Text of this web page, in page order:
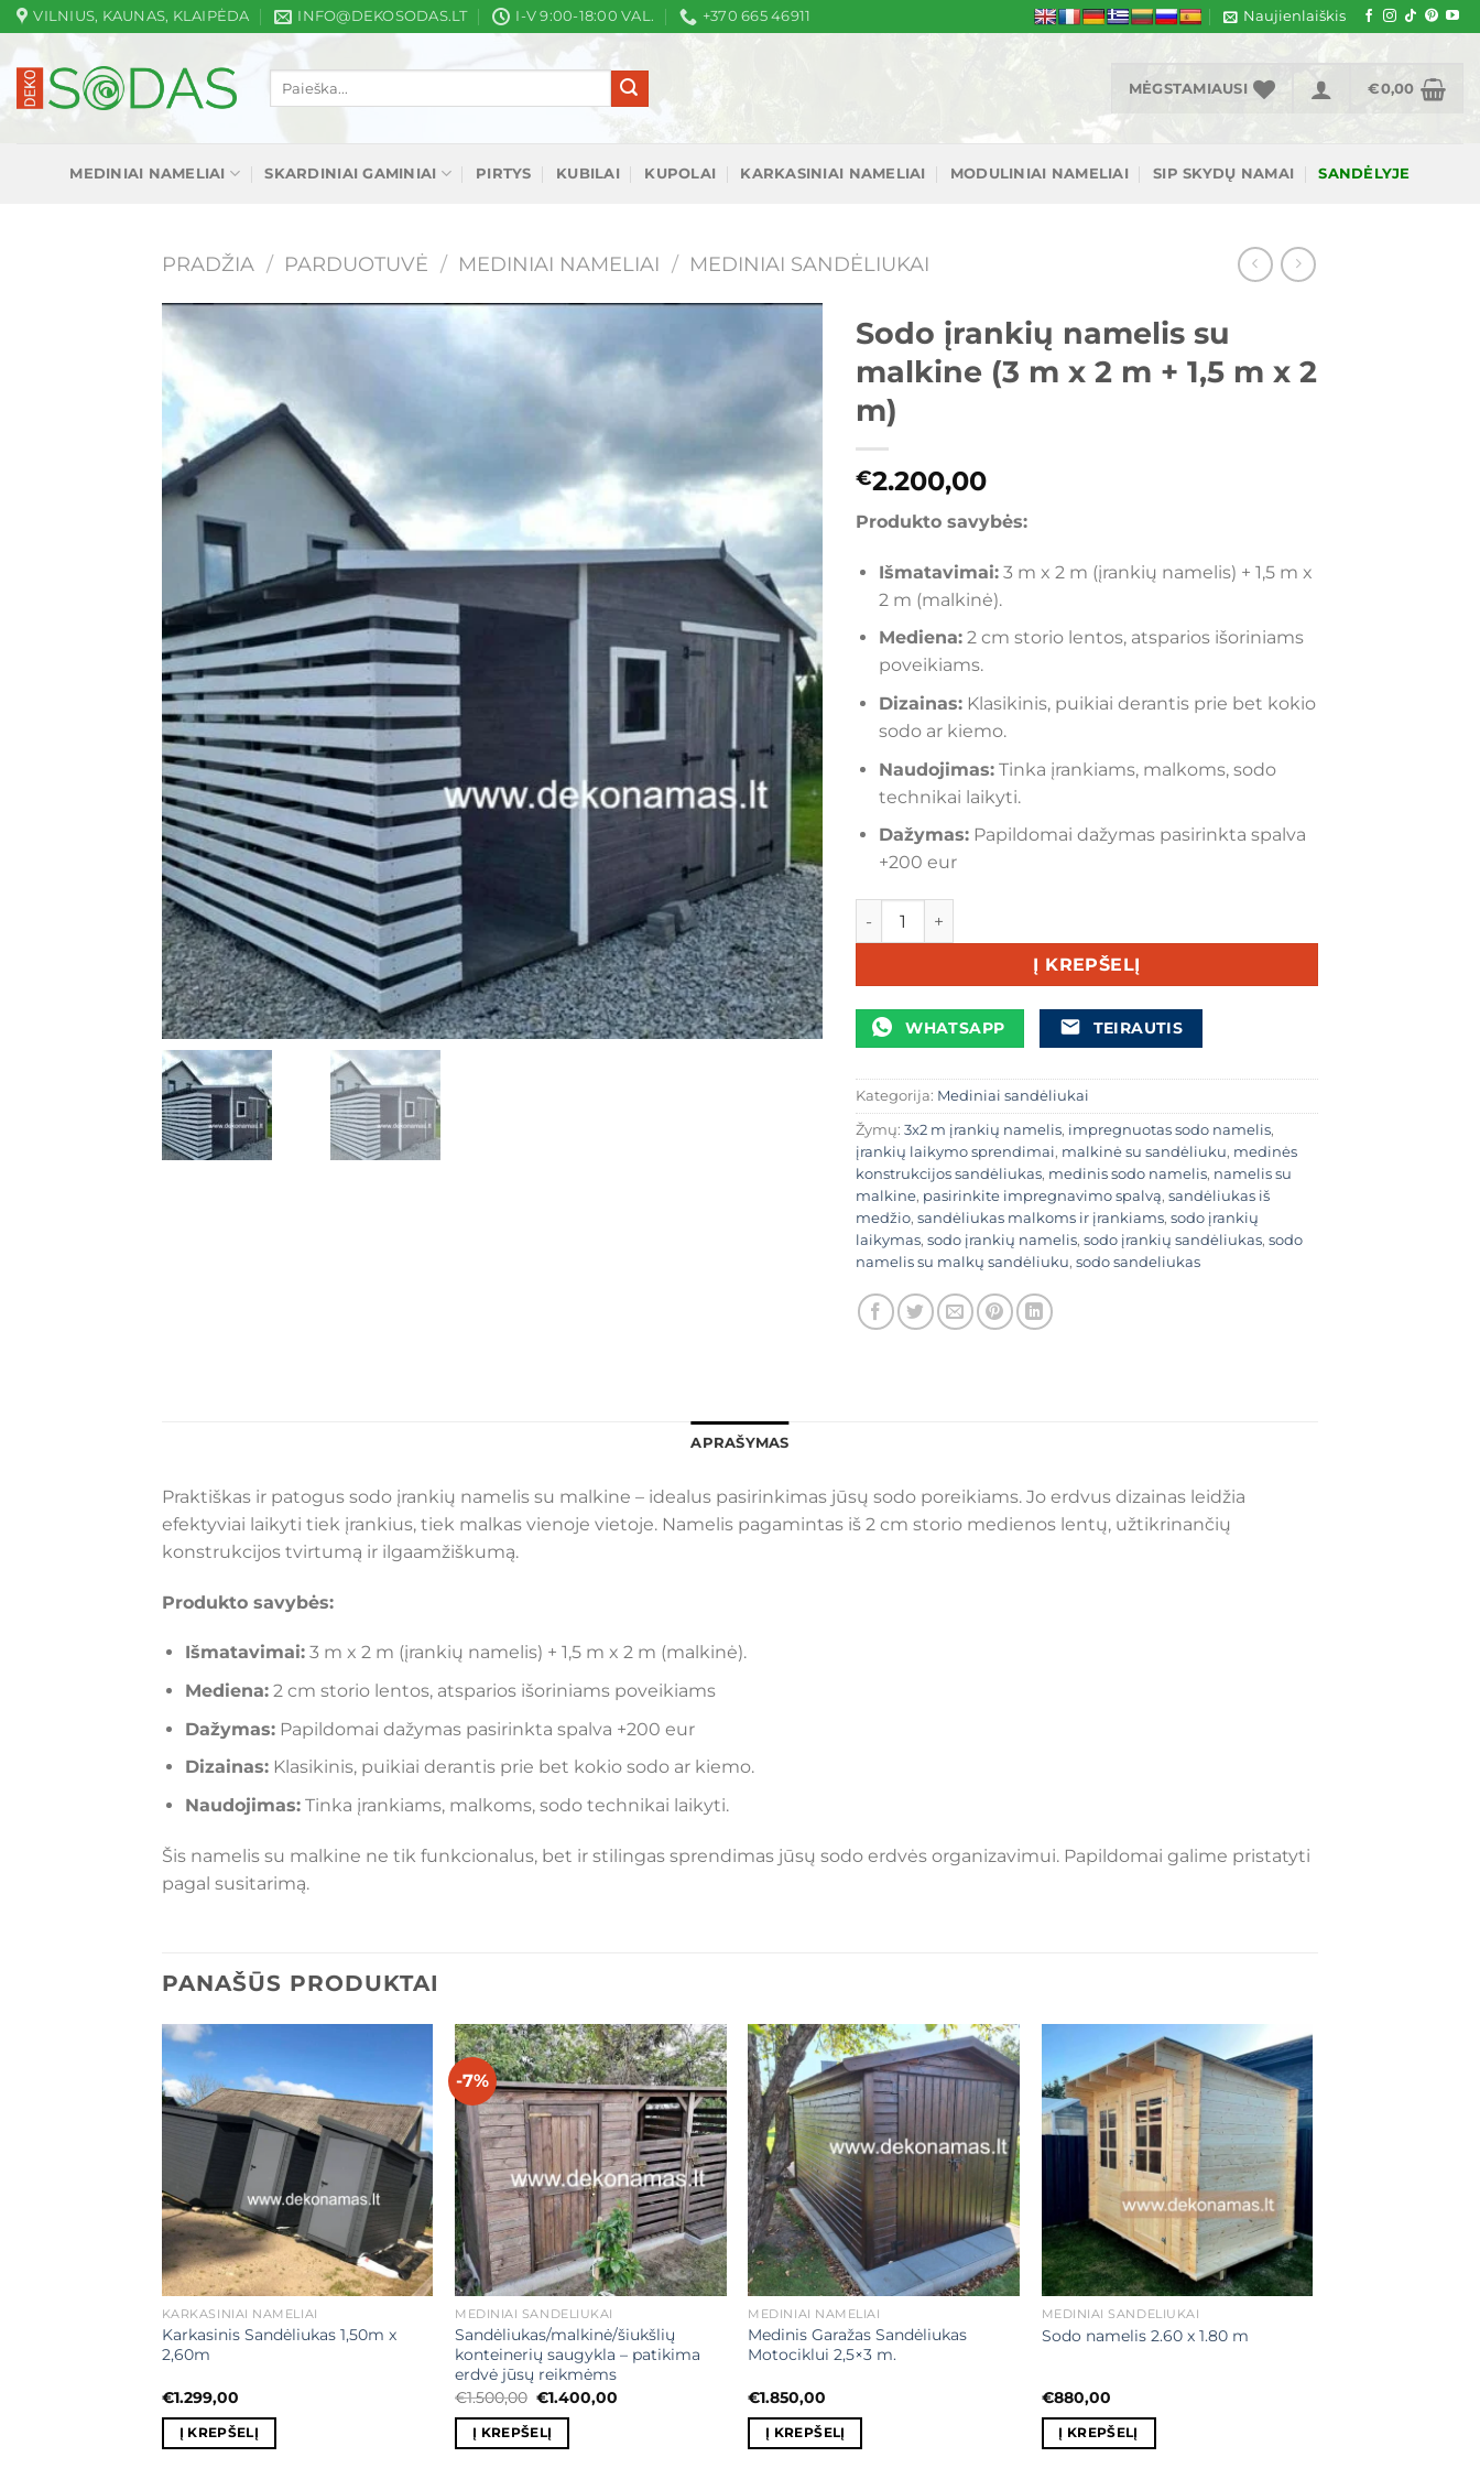
Skip
to
content
VILNIUS, KAUNAS, KLAIPĖDA INFO@DEKOSODAS.LT I-V 9:00-18:00 VAL. +370 665 46911 Naujienlaiškis
Ieškoti:
MĖGSTAMIAUSI €0,00
MEDINIAI NAMELIAI SKARDINIAI GAMINIAI PIRTYS KUBILAI KUPOLAI KARKASINIAI NAMELIAI MODULINIAI NAMELIAI SIP SKYDŲ NAMAI SANDĖLYJE
PRADŽIA / PARDUOTUVĖ / MEDINIAI NAMELIAI / MEDINIAI SANDĖLIUKAI
Sodo įrankių namelis su
malkine (3 m x 2 m + 1,5 m x 2
m)
€2.200,00
Produkto savybės:
Išmatavimai:3 m x 2 m (įrankių namelis) + 1,5 m x
2 m (malkinė).
Mediena:2 cm storio lentos, atsparios išoriniams
poveikiams.
Dizainas:Klasikinis, puikiai derantis prie bet kokio
sodo ar kiemo.
Naudojimas:Tinka įrankiams, malkoms, sodo
technikai laikyti.
Dažymas:Papildomai dažymas pasirinkta spalva
+200 eur
produkto kiekis: Sodo įrankių namelis su malkine (3 m x 2 m + 1,5 m x 2 m)
Į KREPŠELĮ
WHATSAPP TEIRAUTIS
Kategorija: Mediniai sandėliukai
Žymų: 3x2 m įrankių namelis, impregnuotas sodo namelis,
įrankių laikymo sprendimai, malkinė su sandėliuku, medinės
konstrukcijos sandėliukas, medinis sodo namelis, namelis su
malkine, pasirinkite impregnavimo spalvą, sandėliukas iš
medžio, sandėliukas malkoms ir įrankiams, sodo įrankių
laikymas, sodo įrankių namelis, sodo įrankių sandėliukas, sodo
namelis su malkų sandėliuku, sodo sandeliukas
APRAŠYMAS
Praktiškas ir patogus sodo įrankių namelis su malkine – idealus pasirinkimas jūsų sodo poreikiams. Jo erdvus dizainas leidžia
efektyviai laikyti tiek įrankius, tiek malkas vienoje vietoje. Namelis pagamintas iš 2 cm storio medienos lentų, užtikrinančių
konstrukcijos tvirtumą ir ilgaamžiškumą.
Produkto savybės:
Išmatavimai:3 m x 2 m (įrankių namelis) + 1,5 m x 2 m (malkinė).
Mediena:2 cm storio lentos, atsparios išoriniams poveikiams
Dažymas:Papildomai dažymas pasirinkta spalva +200 eur
Dizainas:Klasikinis, puikiai derantis prie bet kokio sodo ar kiemo.
Naudojimas:Tinka įrankiams, malkoms, sodo technikai laikyti.
Šis namelis su malkine ne tik funkcionalus, bet ir stilingas sprendimas jūsų sodo erdvės organizavimui. Papildomai galime pristatyti
pagal susitarimą.
PANAŠŪS PRODUKTAI
Mėgstamiausias
KARKASINIAI NAMELIAI
Karkasinis Sandėliukas 1,50m x
2,60m
€1.299,00
Į KREPŠELĮ
-7% Mėgstamiausias
MEDINIAI SANDĖLIUKAI
Sandėliukas/malkinė/šiukšlių
konteinerių saugykla – patikima
erdvė jūsų reikmėms
€1.500,00 Original
was:
€1.500,00.
€1.400,00
Į KREPŠELĮ
Mėgstamiausias
MEDINIAI NAMELIAI
Medinis Garažas Sandėliukas
Motociklui 2,5×3 m.
€1.850,00
Į KREPŠELĮ
Mėgstamiausias
MEDINIAI SANDĖLIUKAI
Sodo namelis 2.60 x 1.80 m
€880,00
Į KREPŠELĮ